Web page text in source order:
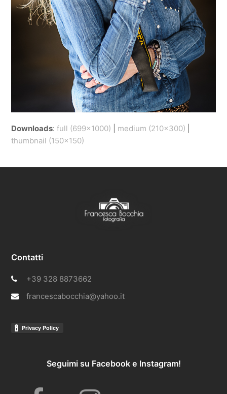
Downloads:full (699x1000) medium (210x300)
thumbnail (150x150)
Contatti
+39 328 8873662
francescabocchia@yahoo.it
Seguimi su Facebook e Instagram!